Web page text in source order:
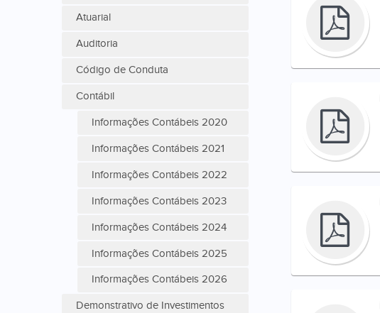
Atuarial
Auditoria
Código de Conduta
Contábil
Informações Contábeis 2020
Informações Contábeis 2021
Informações Contábeis 2022
Informações Contábeis 2023
Informações Contábeis 2024
Informações Contábeis 2025
Informações Contábeis 2026
Demonstrativo de Investimentos